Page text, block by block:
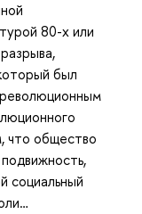
80-х или
был
что общество
социальный